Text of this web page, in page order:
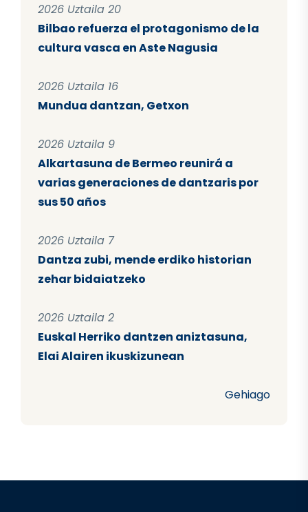
2026 Uztaila 20
Bilbao refuerza el protagonismo de la
cultura vasca en Aste Nagusia
2026 Uztaila 16
Mundua dantzan, Getxon
2026 Uztaila 9
Alkartasuna de Bermeo reunirá a
varias generaciones de dantzaris por
sus 50 años
2026 Uztaila 7
Dantza zubi, mende erdiko historian
zehar bidaiatzeko
2026 Uztaila 2
Euskal Herriko dantzen aniztasuna,
Elai Alairen ikuskizunean
Gehiago